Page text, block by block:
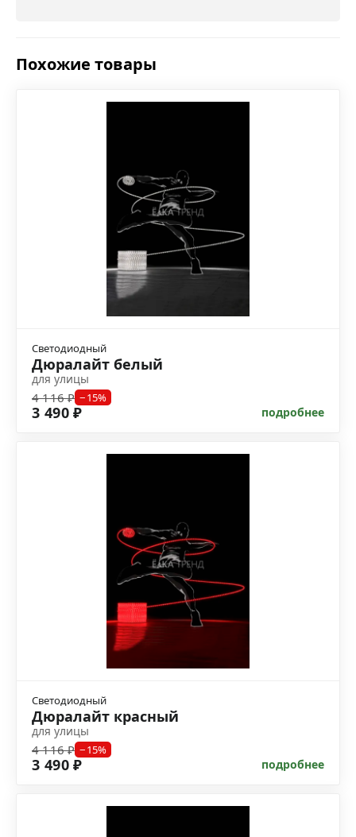
Похожие товары
Светодиодный
Дюралайт белый
для улицы
4 116 ₽ −15%
3 490 ₽ подробнее
Светодиодный
Дюралайт красный
для улицы
4 116 ₽ −15%
3 490 ₽ подробнее